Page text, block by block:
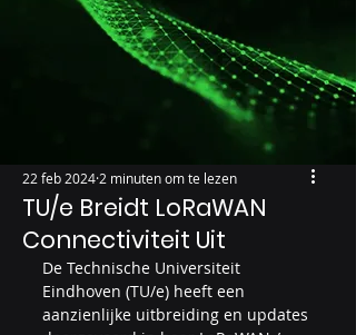
TU/e Breidt LoRaWAN
Connectiviteit Uit
22 feb 20242 minuten om te lezen
De Technische Universiteit
Eindhoven (TU/e) heeft een
aanzienlijke uitbreiding en updates